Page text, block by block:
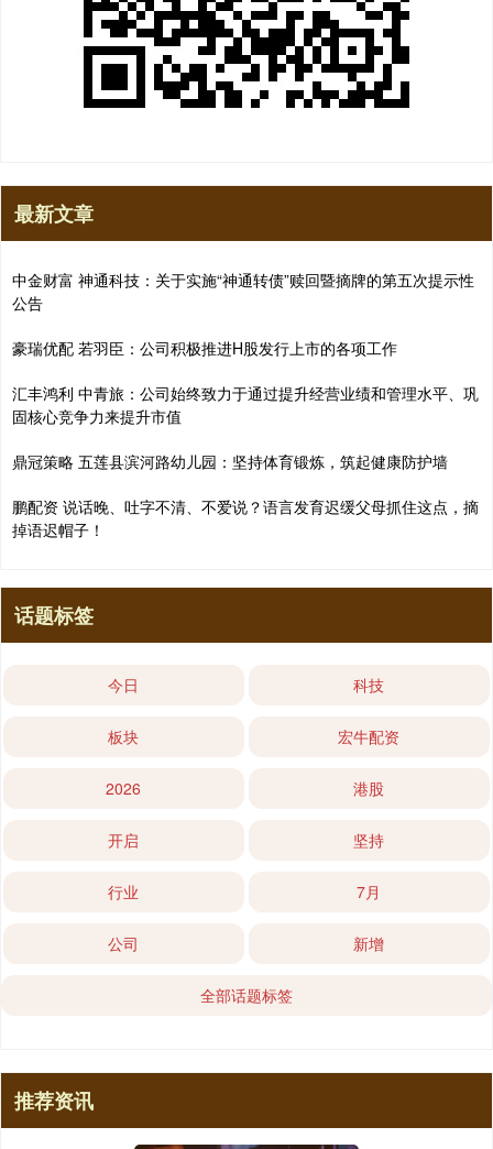
最新文章
中金财富 神通科技：关于实施“神通转债”赎回暨摘牌的第五次提示性
公告
豪瑞优配 若羽臣：公司积极推进H股发行上市的各项工作
汇丰鸿利 中青旅：公司始终致力于通过提升经营业绩和管理水平、巩
固核心竞争力来提升市值
鼎冠策略 五莲县滨河路幼儿园：坚持体育锻炼，筑起健康防护墙
鹏配资 说话晚、吐字不清、不爱说？语言发育迟缓父母抓住这点，摘
掉语迟帽子！
话题标签
今日 科技
板块 宏牛配资
2026 港股
开启 坚持
行业 7月
公司 新增
全部话题标签
推荐资讯